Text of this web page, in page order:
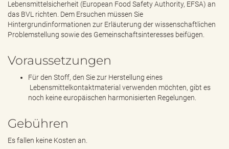
Lebensmittelsicherheit (European Food Safety Authority, EFSA) an
das BVL richten. Dem Ersuchen müssen Sie
Hintergrundinformationen zur Erläuterung der wissenschaftlichen
Problemstellung sowie des Gemeinschaftsinteresses beifügen.
Voraussetzungen
Für den Stoff, den Sie zur Herstellung eines
Lebensmittelkontaktmaterial verwenden möchten, gibt es
noch keine europäischen harmonisierten Regelungen.
Gebühren
Es fallen keine Kosten an.